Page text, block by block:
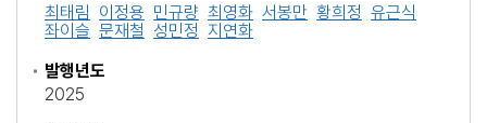
최태림 이정용 민규량 최영화 서봉만 황희정 유근식
좌이슬 문재철 성민정 지연화
발행년도
2025